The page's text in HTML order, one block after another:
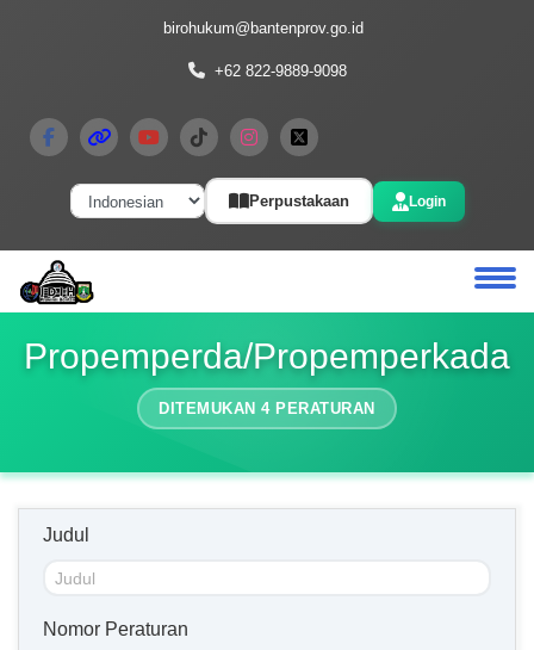
birohukum@bantenprov.go.id
+62 822-9889-9098
Perpustakaan Login
Propemperda/Propemperkada
DITEMUKAN 4 PERATURAN
Judul
Nomor Peraturan